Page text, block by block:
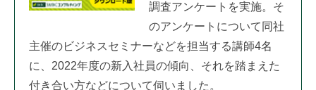
調査アンケートを実施。そ
のアンケートについて同社
主催のビジネスセミナーなどを担当する講師4名
に、2022年度の新入社員の傾向、それを踏まえた
付き合い方などについて伺いました。